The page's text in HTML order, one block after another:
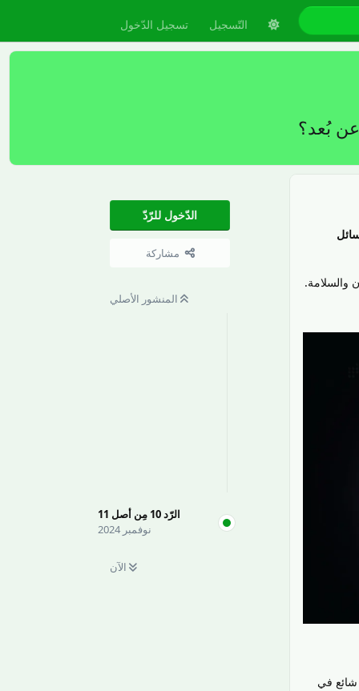
التّسجيل تسجيل الدّخول
الدّخول للرّدّ
مشاركة
المنشور الأصلي
الرّد10 مِن أصل 11
نوفمبر 2024
الآن
والسلامة.
في